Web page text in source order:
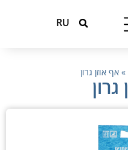
RU
» אף אוזן גרון